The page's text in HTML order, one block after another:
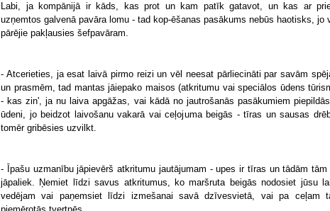
Labi, ja kompānijā ir kāds, kas prot un kam patīk gatavot, un kas ar
uzņemtos galvenā pavāra lomu - tad kop-ēšanas pasākums nebūs haotisks, jo
pārējie pakļausies šefpavāram.
- Atcerieties, ja esat laivā pirmo reizi un vēl neesat pārliecināti par savām
un prasmēm, tad mantas jāiepako maisos (atkritumu vai speciālos ūdens
- kas zin', ja nu laiva apgāžas, vai kādā no jautrošanās pasākumiem
ūdeni, jo beidzot laivošanu vakarā vai ceļojuma beigās - tīras un sausas
tomēr gribēsies uzvilkt.
- Īpašu uzmanību jāpievērš atkritumu jautājumam - upes ir tīras un tādām tām
jāpaliek. Ņemiet līdzi savus atkritumus, ko maršruta beigās nodosiet jūsu
vedējam vai paņemsiet līdzi izmešanai savā dzīvesvietā, vai pa ceļam